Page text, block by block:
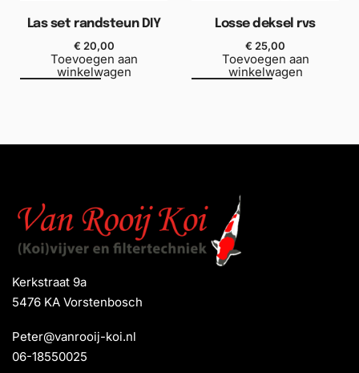
Las set randsteun DIY
€ 20,00
Toevoegen aan
winkelwagen
Losse deksel rvs
€ 25,00
Toevoegen aan
winkelwagen
Kerkstraat 9a
5476 KA Vorstenbosch
Peter@vanrooij-koi.nl
06-18550025